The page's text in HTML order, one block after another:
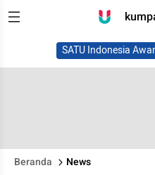
SATU Indonesia
Beranda News